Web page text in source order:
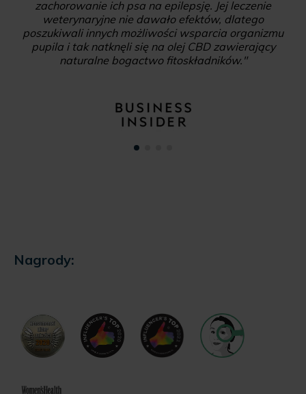
zachorowanie ich psa na epilepsję. Jej leczenie
weterynaryjne nie dawało efektów, dlatego
poszukiwali innych możliwości wsparcia organizmu
pupila i tak natknęli się na olej CBD zawierający
naturalne bogactwo fitoskładników."
Nagrody: